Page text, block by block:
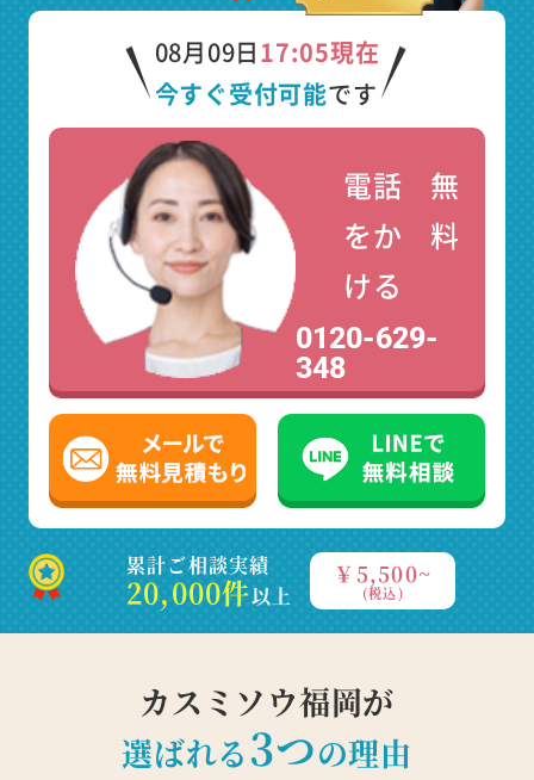
08月09日17:05現在
今すぐ受付可能です
電話
をか
ける
無
料
0120-629-
348
累計ご相談実績
20,000件以上
￥5,500~
(税込)
カスミソウ福岡が
選ばれる3つの理由